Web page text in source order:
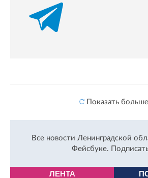
Показать больше
Все новости Ленинградской
Фейсбуке.
ЛЕНТА